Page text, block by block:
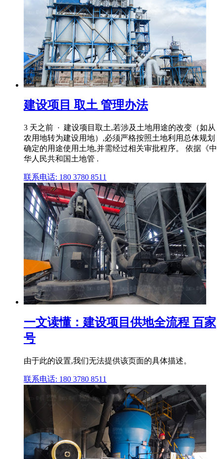
建设项目 取土 管理办法
3 天之前 · 建设项目取土,若涉及土地用途的改变（如从
农用地转为建设用地）,必须严格按照土地利用总体规划
确定的用途使用土地,并需经过相关审批程序。 依据《中
华人民共和国土地管 .
联系电话: 180 3780 8511
一文读懂：建设项目供地全流程 百家
号
由于此的设置,我们无法提供该页面的具体描述。
联系电话: 180 3780 8511